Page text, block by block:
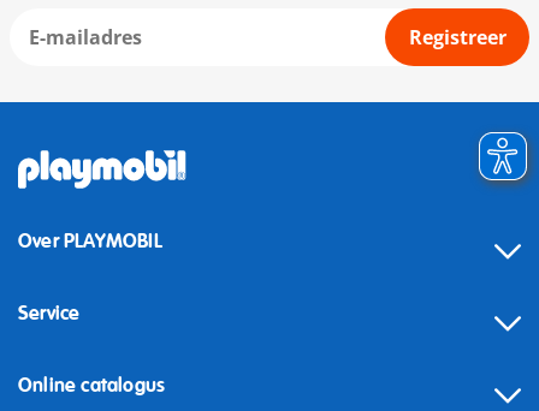
Registreer
Over PLAYMOBIL
Service
Online catalogus